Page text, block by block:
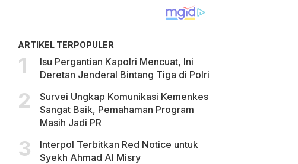
ARTIKEL TERPOPULER
Isu Pergantian Kapolri Mencuat, Ini
Deretan Jenderal Bintang Tiga di Polri
Survei Ungkap Komunikasi Kemenkes
Sangat Baik, Pemahaman Program
Masih Jadi PR
Interpol Terbitkan Red Notice untuk
Syekh Ahmad Al Misry